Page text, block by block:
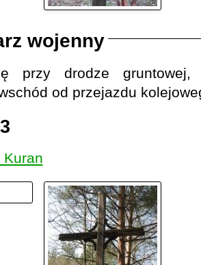
wojenny
przy drodze
od przejazdu
Kuran